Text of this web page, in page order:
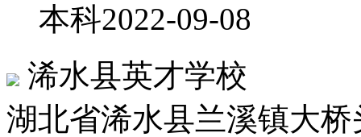
本科2022-09-08
浠水县英才学校
湖北省浠水县兰溪镇大桥